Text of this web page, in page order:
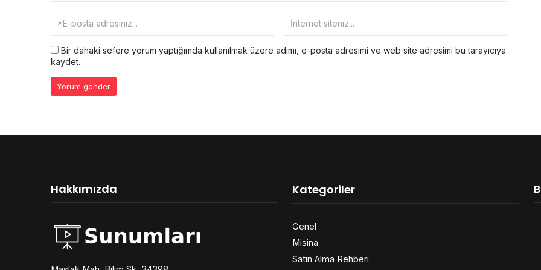
Bir dahaki sefere yorum yaptığımda kullanılmak üzere adımı, e-posta adresimi ve web site adresimi bu tarayıcıya
kaydet.
Hakkımızda Kategoriler
Genel
Misina
Satın Alma Rehberi